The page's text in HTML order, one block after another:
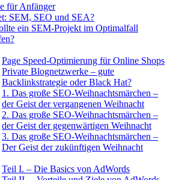
für Anfänger
SEM, SEO und SEA?
ein SEM-Projekt im Optimalfall
Page Speed-Optimierung für Online Shops
Private Blognetzwerke – gute
Backlinkstrategie oder Black Hat?
1. Das große SEO-Weihnachtsmärchen –
der Geist der vergangenen Weihnacht
2. Das große SEO-Weihnachtsmärchen –
der Geist der gegenwärtigen Weihnacht
3. Das große SEO-Weihnachtsmärchen –
Der Geist der zukünftigen Weihnacht
Teil I. – Die Basics von AdWords